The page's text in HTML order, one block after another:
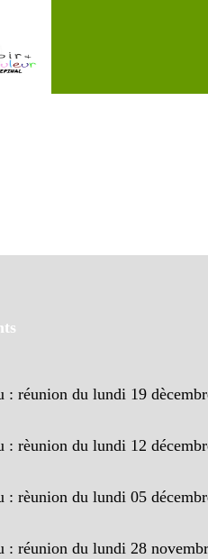
: réunion du lundi 19
: rèunion du lundi 12
: rèunion du lundi 05
: réunion du lundi 28